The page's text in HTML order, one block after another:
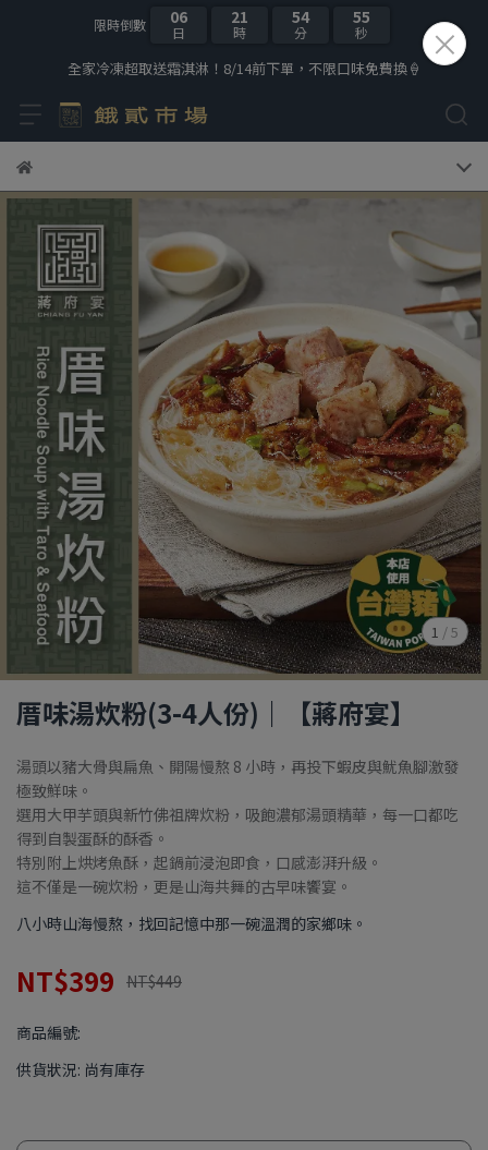
限時倒數 06
日
21
時
54
分
53
秒
全家冷凍超取送霜淇淋！8/14前下單，不限口味免費換🍦
1 /5
厝味湯炊粉(3-4人份)｜【蔣府宴】
湯頭以豬大骨與扁魚、開陽慢熬 8 小時，再投下蝦皮與魷魚腳激發
極致鮮味。
選用大甲芋頭與新竹佛祖牌炊粉，吸飽濃郁湯頭精華，每一口都吃
得到自製蛋酥的酥香。
特別附上烘烤魚酥，起鍋前浸泡即食，口感澎湃升級。
這不僅是一碗炊粉，更是山海共舞的古早味饗宴。
八小時山海慢熬，找回記憶中那一碗溫潤的家鄉味。
NT$399 NT$449
商品編號:
供貨狀況: 尚有庫存